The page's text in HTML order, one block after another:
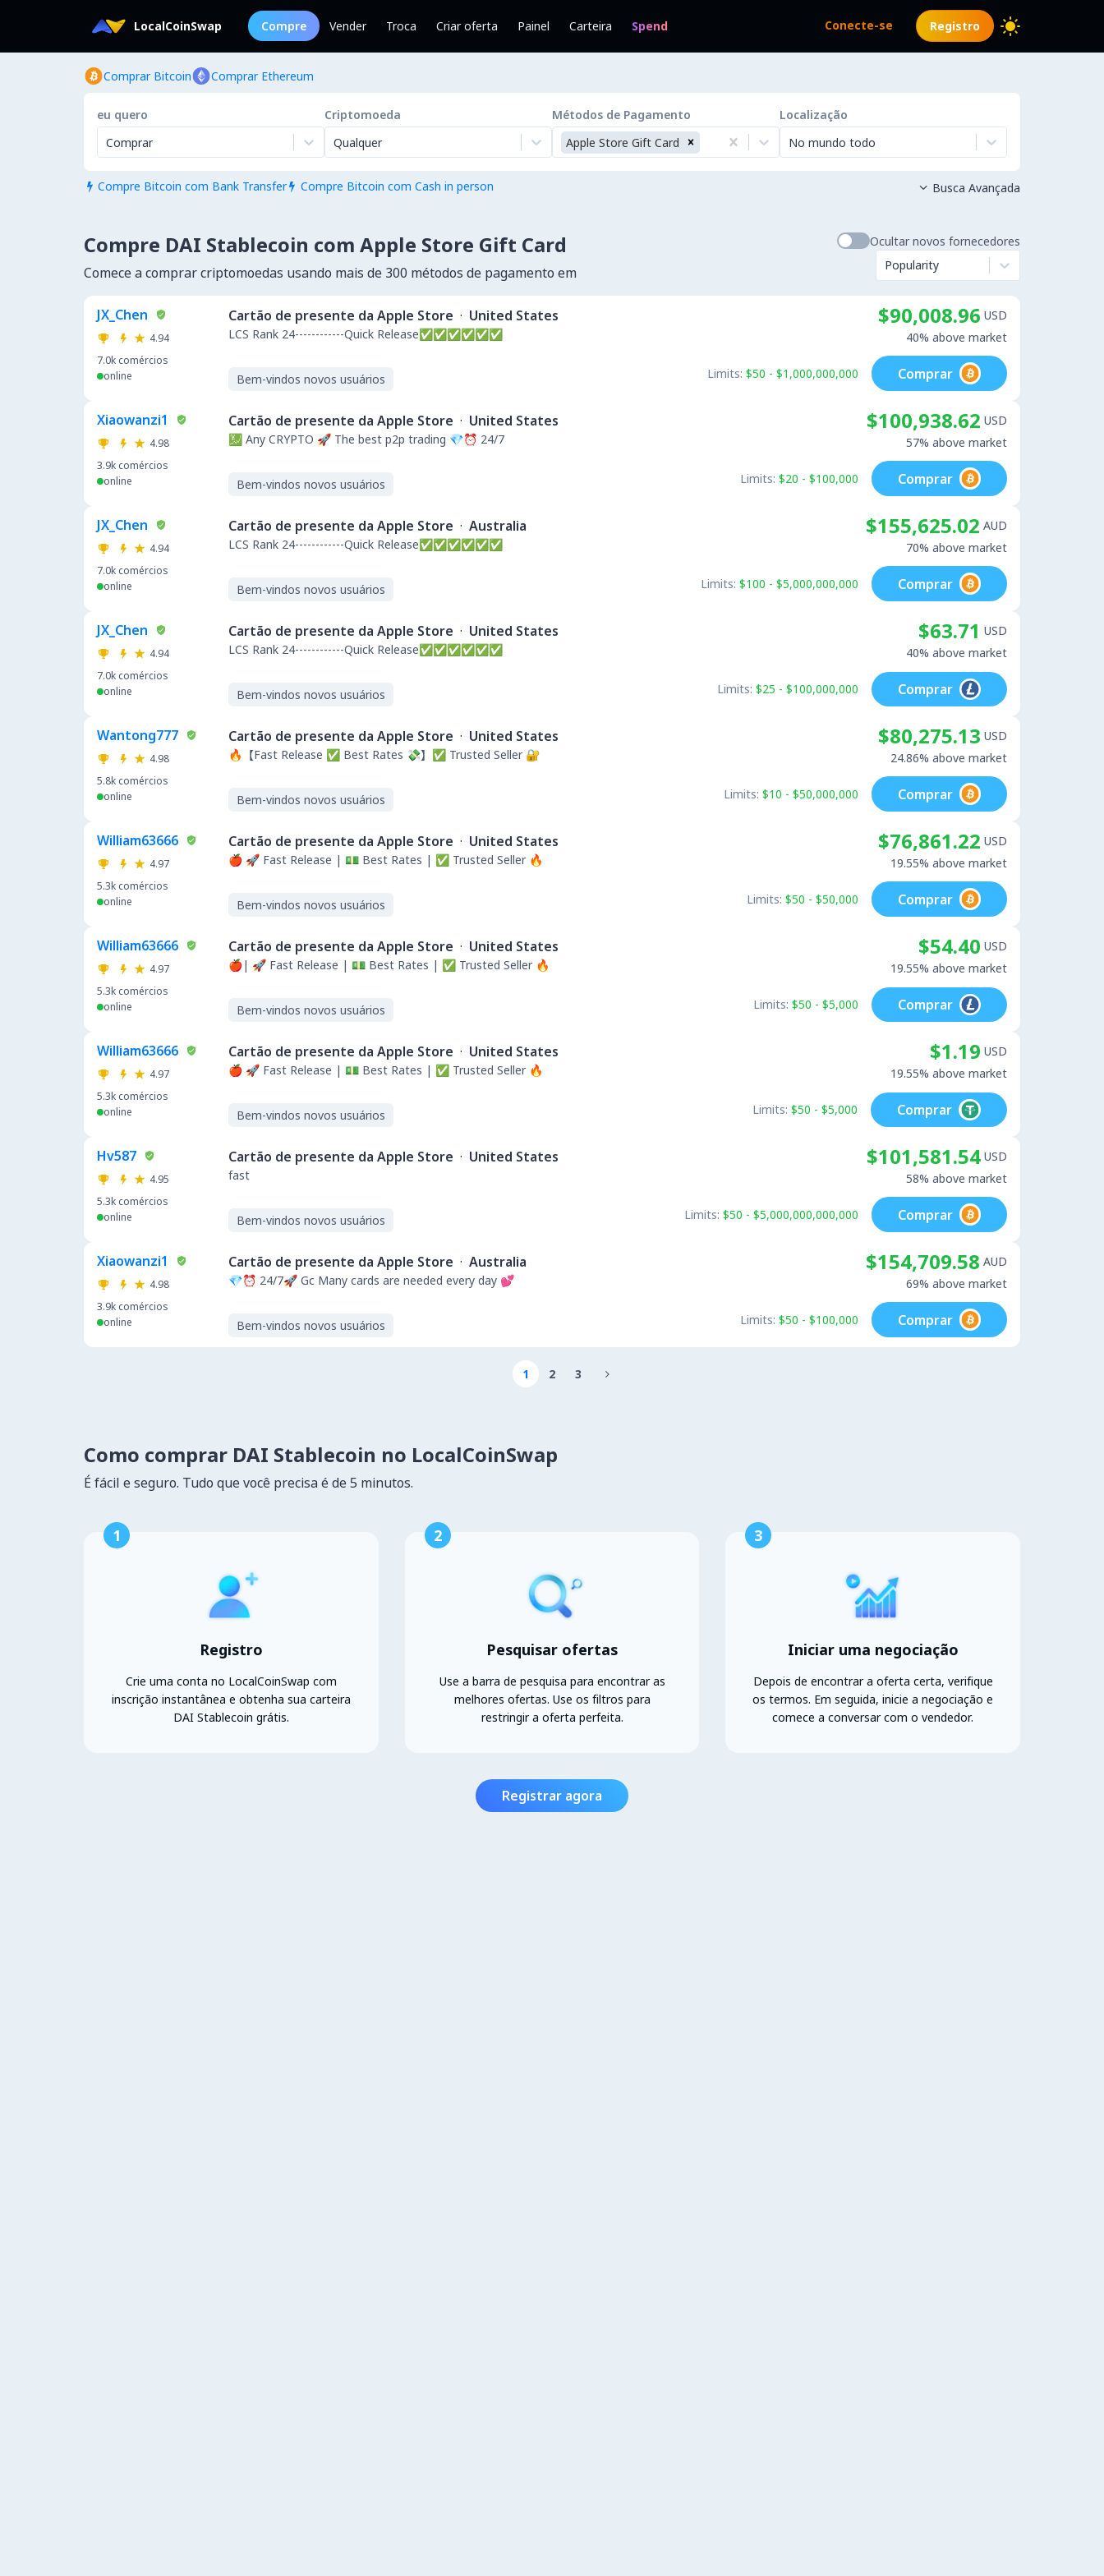
LocalCoinSwap Compre Vender Troca Criar oferta Painel Carteira Spend Conecte-se Registro
Comprar Bitcoin Comprar Ethereum
eu quero
Comprar
Criptomoeda
Qualquer
Métodos de Pagamento
Apple Store Gift Card
Localização
No mundo todo
 Compre Bitcoin com Bank Transfer  Compre Bitcoin com Cash in person  Busca Avançada
Compre DAI Stablecoin com Apple Store Gift Card
Comece a comprar criptomoedas usando mais de 300 métodos de pagamento em
Ocultar novos fornecedores
Popularity
JX_Chen
4.94
7.0k comércios
online
Cartão de presente da Apple Store · United States
LCS Rank 24------------Quick Release✅✅✅✅✅✅
Bem-vindos novos usuários
$90,008.96 USD
40% above market
Limits: $50 - $1,000,000,000 Comprar
Xiaowanzi1
4.98
3.9k comércios
online
Cartão de presente da Apple Store · United States
💹 Any CRYPTO 🚀 The best p2p trading 💎⏰ 24/7
Bem-vindos novos usuários
$100,938.62 USD
57% above market
Limits: $20 - $100,000 Comprar
JX_Chen
4.94
7.0k comércios
online
Cartão de presente da Apple Store · Australia
LCS Rank 24------------Quick Release✅✅✅✅✅✅
Bem-vindos novos usuários
$155,625.02 AUD
70% above market
Limits: $100 - $5,000,000,000 Comprar
JX_Chen
4.94
7.0k comércios
online
Cartão de presente da Apple Store · United States
LCS Rank 24------------Quick Release✅✅✅✅✅✅
Bem-vindos novos usuários
$63.71 USD
40% above market
Limits: $25 - $100,000,000 Comprar
Wantong777
4.98
5.8k comércios
online
Cartão de presente da Apple Store · United States
🔥【Fast Release ✅ Best Rates 💸】✅ Trusted Seller 🔐
Bem-vindos novos usuários
$80,275.13 USD
24.86% above market
Limits: $10 - $50,000,000 Comprar
William63666
4.97
5.3k comércios
online
Cartão de presente da Apple Store · United States
🍎 🚀 Fast Release | 💵 Best Rates | ✅ Trusted Seller 🔥
Bem-vindos novos usuários
$76,861.22 USD
19.55% above market
Limits: $50 - $50,000 Comprar
William63666
4.97
5.3k comércios
online
Cartão de presente da Apple Store · United States
🍎| 🚀 Fast Release | 💵 Best Rates | ✅ Trusted Seller 🔥
Bem-vindos novos usuários
$54.40 USD
19.55% above market
Limits: $50 - $5,000 Comprar
William63666
4.97
5.3k comércios
online
Cartão de presente da Apple Store · United States
🍎 🚀 Fast Release | 💵 Best Rates | ✅ Trusted Seller 🔥
Bem-vindos novos usuários
$1.19 USD
19.55% above market
Limits: $50 - $5,000 Comprar
Hv587
4.95
5.3k comércios
online
Cartão de presente da Apple Store · United States
fast
Bem-vindos novos usuários
$101,581.54 USD
58% above market
Limits: $50 - $5,000,000,000,000 Comprar
Xiaowanzi1
4.98
3.9k comércios
online
Cartão de presente da Apple Store · Australia
💎⏰ 24/7🚀 Gc Many cards are needed every day 💕
Bem-vindos novos usuários
$154,709.58 AUD
69% above market
Limits: $50 - $100,000 Comprar
1 2 3 
Como comprar DAI Stablecoin no LocalCoinSwap
É fácil e seguro. Tudo que você precisa é de 5 minutos.
1
Registro
Crie uma conta no LocalCoinSwap com
inscrição instantânea e obtenha sua carteira
DAI Stablecoin grátis.
2
Pesquisar ofertas
Use a barra de pesquisa para encontrar as
melhores ofertas. Use os filtros para
restringir a oferta perfeita.
3
Iniciar uma negociação
Depois de encontrar a oferta certa, verifique
os termos. Em seguida, inicie a negociação e
comece a conversar com o vendedor.
Registrar agora